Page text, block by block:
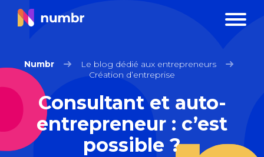
Numbr
Le blog dédié aux entrepreneurs
Création d’entreprise
Consultant et auto-
entrepreneur : c’est
possible ?